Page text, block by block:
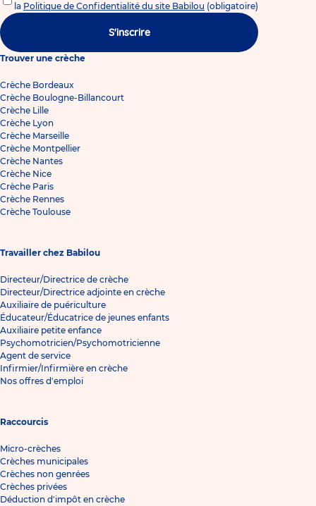
la Politique de Confidentialité du site Babilou (obligatoire)
S'inscrire
Trouver une crèche
Crèche Bordeaux
Crèche Boulogne-Billancourt
Crèche Lille
Crèche Lyon
Crèche Marseille
Crèche Montpellier
Crèche Nantes
Crèche Nice
Crèche Paris
Crèche Rennes
Crèche Toulouse
Travailler chez Babilou
Directeur/Directrice de crèche
Directeur/Directrice adjointe en crèche
Auxiliaire de puériculture
Éducateur/Éducatrice de jeunes enfants
Auxiliaire petite enfance
Psychomotricien/Psychomotricienne
Agent de service
Infirmier/Infirmière en crèche
Nos offres d'emploi
Raccourcis
Micro-crèches
Crèches municipales
Crèches non genrées
Crèches privées
Déduction d'impôt en crèche